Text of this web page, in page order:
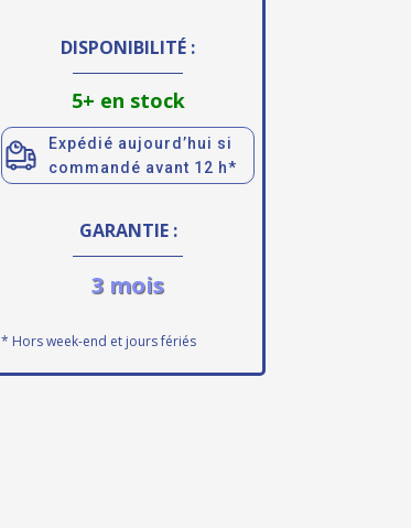
DISPONIBILITÉ :
5+ en stock
Expédié aujourd’hui si
commandé avant 12 h*
GARANTIE :
3 mois
* Hors week-end et jours fériés